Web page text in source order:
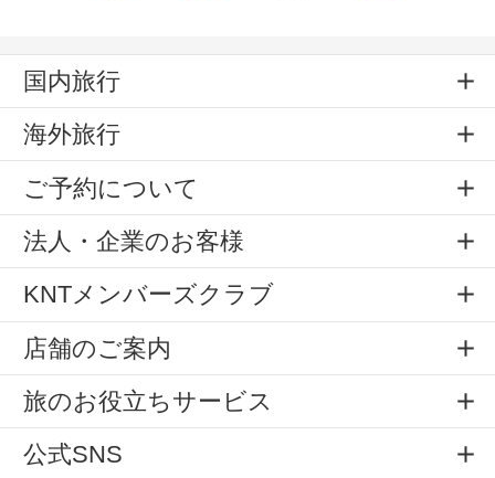
国内旅行
海外旅行
ご予約について
法人・企業のお客様
KNTメンバーズクラブ
店舗のご案内
旅のお役立ちサービス
公式SNS